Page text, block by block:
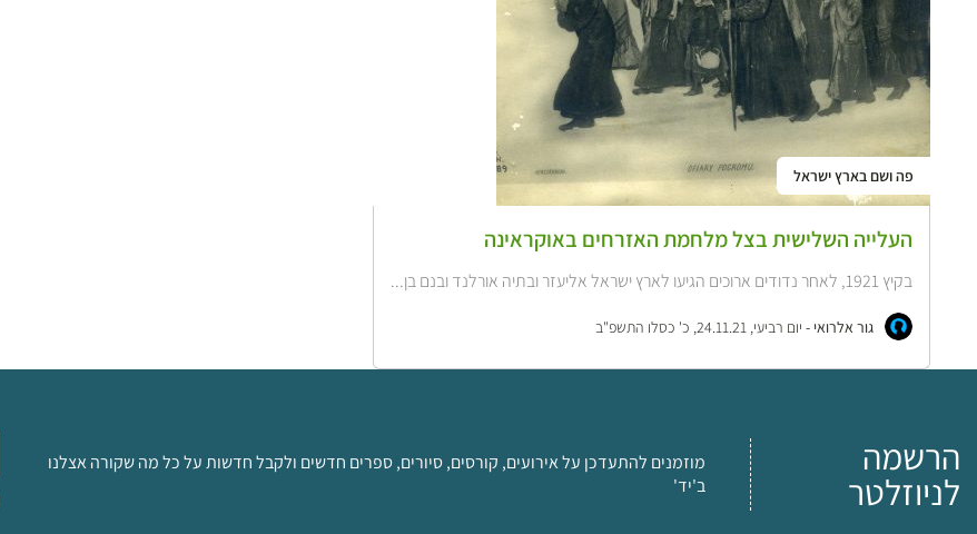
פה ושם בארץ ישראל
העלייה השלישית בצל מלחמת האזרחים באוקראינה
בקיץ 1921, לאחר נדודים ארוכים הגיעו לארץ ישראל אליעזר ובתיה אורלנד ובנם בן...
גור אלרואי - יום רביעי, 24.11.21, כ' כסלו התשפ"ב
הרשמה
לניוזלטר
מוזמנים להתעדכן על אירועים, קורסים, סיורים, ספרים חדשים ולקבל חדשות על כל מה שקורה אצלנו
ב'יד'